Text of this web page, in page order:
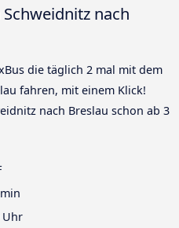
nach
die täglich 2 mal mit dem
fahren, mit einem Klick!
nach Breslau schon ab 3
Uhr